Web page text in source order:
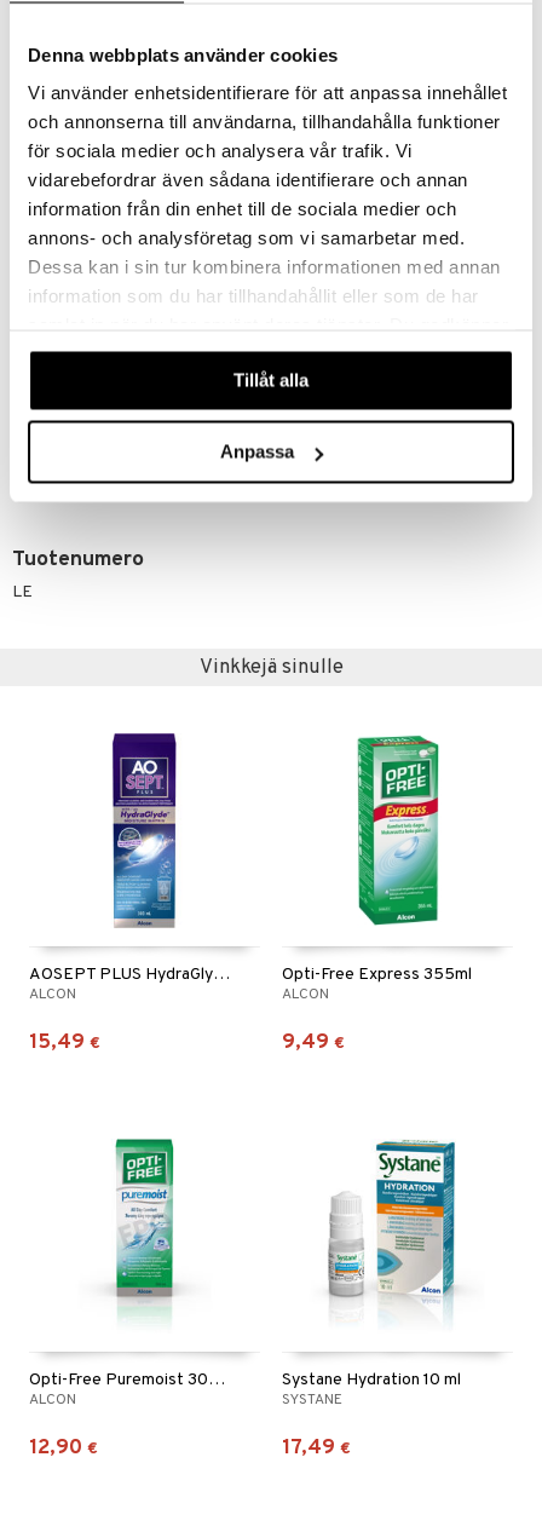
Denna webbplats använder cookies
Vi använder enhetsidentifierare för att anpassa innehållet
och annonserna till användarna, tillhandahålla funktioner
för sociala medier och analysera vår trafik. Vi
vidarebefordrar även sådana identifierare och annan
information från din enhet till de sociala medier och
annons- och analysföretag som vi samarbetar med.
Dessa kan i sin tur kombinera informationen med annan
information som du har tillhandahållit eller som de har
våra cookies vid fortsatt användande av vår webbplats.
Tillåt alla
Anpassa
käyttäessäsi piilolinssejä. AIR OPTIX -piilolinssit perustuvat
kerrostumilta, antaen pitkäkestoisen käyttömukavuuden koko
Valmistaja
Alcon
Pakkaus
6 kpl/paketti
Kaarevuus (BC)
8.7
Halkaisija (DIA)
14.
Vahvuus (PWR)
+6.00 - -9.00
1 kuukausi
Nestepitoisuus
Värjätty käsittelyn helpottamiseksi
Ja
Tuotenumero
LE
Vinkkejä sinulle
AOSEPT PLUS HydraGlyde 360ml
ALCON
15,49 €
Opti-Free Express 355ml
ALCON
9,49 €
Opti-Free Puremoist 300 ml
ALCON
12,90 €
Systane Hydration 10 ml
SYSTANE
17,49 €